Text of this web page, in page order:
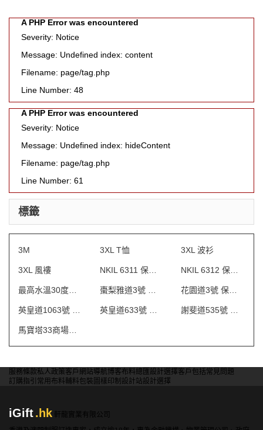
A PHP Error was encountered
Severity: Notice
Message: Undefined index: content
Filename: page/tag.php
Line Number: 48
A PHP Error was encountered
Severity: Notice
Message: Undefined index: hideContent
Filename: page/tag.php
Line Number: 61
標籤
3M 3XL T恤 3XL 波衫
3XL 風褸 NKIL 6311 保安制服
服務條款私人政策客戶 網站導航博客布料總匯設計選擇客戶包括常見問題
訂購指引 常用布料輔料包裝 圖樣印制 設計站設計選擇
iGift.hk
軒龍實業有限公司